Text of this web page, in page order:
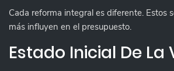
Cada reforma integral es diferente. Estos
más influyen en el presupuesto.
Estado Inicial De La